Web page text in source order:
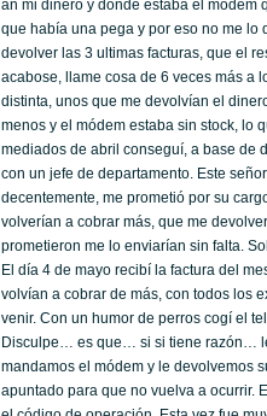
an mi dinero y donde estaba el módem
que habí­a una pega y por eso no me
devolver las 3 ultimas facturas, que el
acabose, llame cosa de 6 veces más a
distinta, unos que me devolví­an el
menos y el módem estaba sin stock, lo
mediados de abril conseguí­, a base de
con un jefe de departamento. Este
decentemente, me prometió por su
volverí­an a cobrar más, que me
prometieron me lo enviarí­an sin falta.
El dí­a 4 de mayo recibí­ la factura del
volví­an a cobrar de más, con todos los
venir. Con un humor de perros cogí­ el
Disculpe… es que… si si tiene razón…
mandamos el módem y le devolvemos
apuntado para que no vuelva a ocurrir.